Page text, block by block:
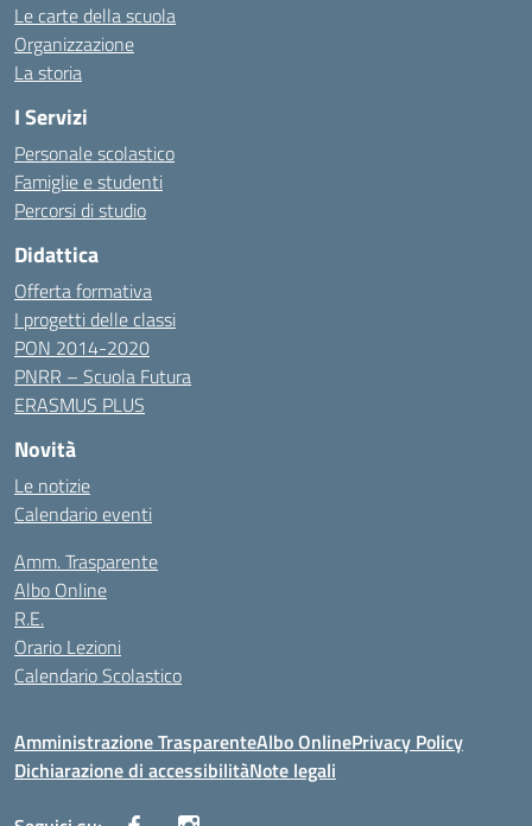
Le carte della scuola
Organizzazione
La storia
I Servizi
Personale scolastico
Famiglie e studenti
Percorsi di studio
Didattica
Offerta formativa
I progetti delle classi
PON 2014-2020
PNRR – Scuola Futura
ERASMUS PLUS
Novità
Le notizie
Calendario eventi
Amm. Trasparente
Albo Online
R.E.
Orario Lezioni
Calendario Scolastico
Amministrazione TrasparenteAlbo OnlinePrivacy Policy
Dichiarazione di accessibilitàNote legali